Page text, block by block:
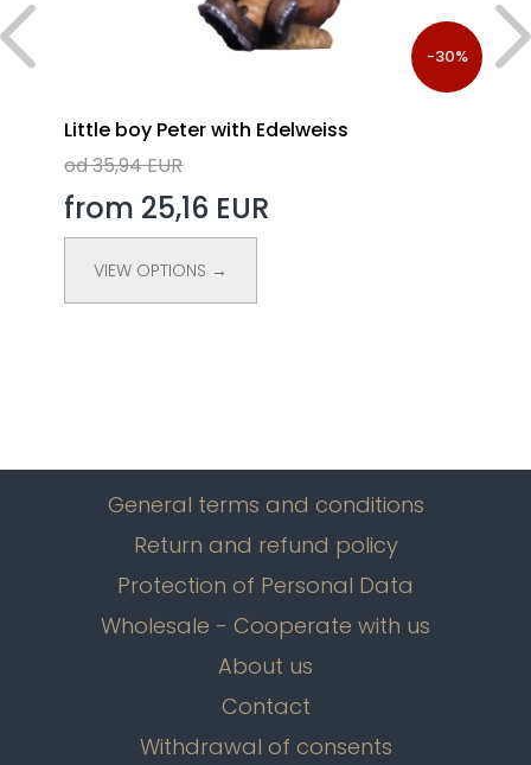
-30%
Little boy Peter with Edelweiss
od 35,94 EUR
from 25,16 EUR
VIEW OPTIONS →
General terms and conditions
Return and refund policy
Protection of Personal Data
Wholesale - Cooperate with us
About us
Contact
Withdrawal of consents